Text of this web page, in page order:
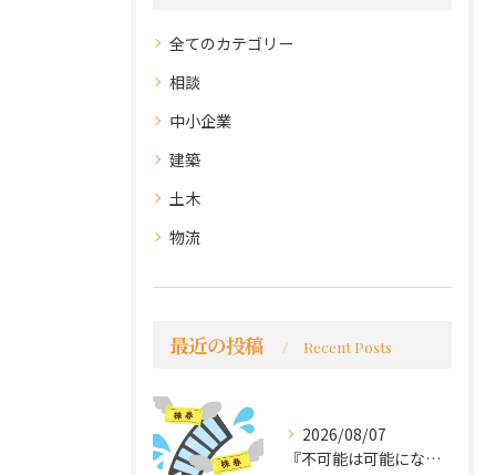
全てのカテゴリー
相談
中小企業
建築
土木
物流
最近の投稿 Recent Posts
2026/08/07
『不可能は可能になる』